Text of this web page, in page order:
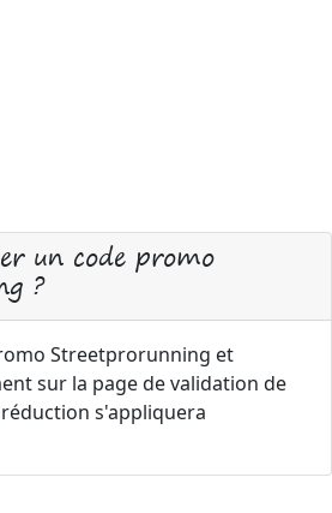
un code promo
?
Streetprorunning et
sur la page de validation de
s'appliquera